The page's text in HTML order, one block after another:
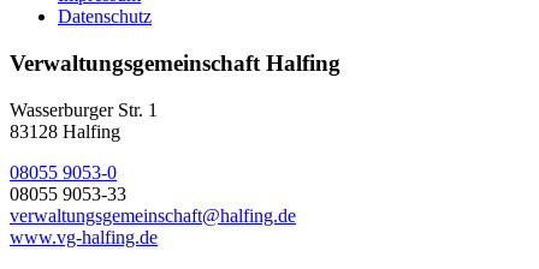
Datenschutz
Verwaltungsgemeinschaft Halfing
Wasserburger Str. 1
83128 Halfing
08055 9053-0
08055 9053-33
verwaltungsgemeinschaft@halfing.de
www.vg-halfing.de